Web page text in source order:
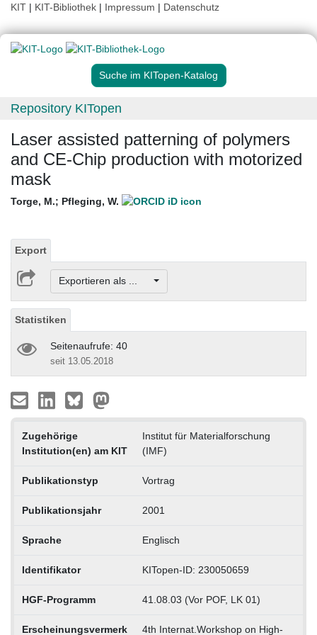
KIT | KIT-Bibliothek | Impressum | Datenschutz
Suche im KITopen-Katalog
Repository KITopen
Laser assisted patterning of polymers
and CE-Chip production with motorized
mask
Torge, M.; Pfleging, W.
Export
Exportieren als ...
Statistiken
Seitenaufrufe: 40
seit 13.05.2018
Zugehörige
Institution(en) am KIT
Institut für Materialforschung
(IMF)
Publikationstyp Vortrag
Publikationsjahr 2001
Sprache Englisch
Identifikator KITopen-ID: 230050659
HGF-Programm 41.08.03 (Vor POF, LK 01)
Erscheinungsvermerk 4th Internat.Workshop on High-